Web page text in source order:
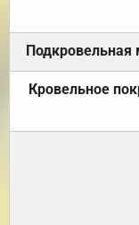
Подкровельная
Кровельное